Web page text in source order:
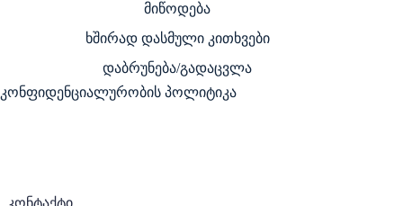
მიწოდება
ხშირად დასმული კითხვები
დაბრუნება/გადაცვლა
კონფიდენციალურობის პოლიტიკა
კონტაქტი